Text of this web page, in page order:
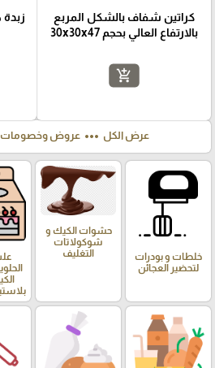
كراتين شفاف بالشكل المربع
بالارتفاع العالي بحجم 30x30x47
add_shopping_cart
عرض الكل more_horiz عروض وخصومات
خلطات و بودرات
لتحضير العجائن
حشوات الكيك و
شوكولاتات
التغليف